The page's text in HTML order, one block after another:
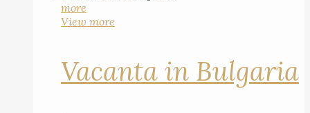
more
View more
Vacanta in Bulgaria